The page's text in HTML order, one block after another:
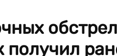
получил